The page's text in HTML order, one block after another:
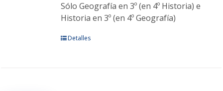
Sólo Geografía en 3º (en 4º Historia) e
Historia en 3º (en 4º Geografía)
EsteDetalles